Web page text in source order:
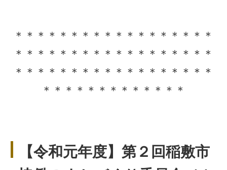
＊＊＊＊＊＊＊＊＊＊＊＊＊＊＊＊＊＊
＊＊＊＊＊＊＊＊＊＊＊＊＊＊＊＊＊＊
＊＊＊＊＊＊＊＊＊＊＊＊＊＊＊＊＊＊
＊＊＊＊＊＊＊＊＊＊＊＊＊
【令和元年度】第２回稲敷市